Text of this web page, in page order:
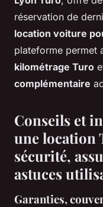
réservation de
location voiture
plateforme permet
kilométrage Turo
complémentaire
Conseils et
une location
sécurité,
astuces
Garanties,